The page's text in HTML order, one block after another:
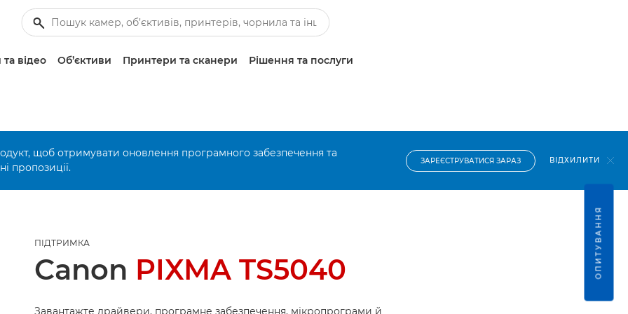
відео Об’єктиви Принтери та сканери Рішення та послуги
щоб отримувати оновлення програмного забезпечення та
пропозиції.
ЗАРЕЄСТРУВАТИСЯ ЗАРАЗ ВІДХИЛИТИ
ПІДТРИМКА
Canon PIXMA TS5040
Завантажте драйвери, програмне забезпечення, мікропрограми й
ОПИТУВАННЯ